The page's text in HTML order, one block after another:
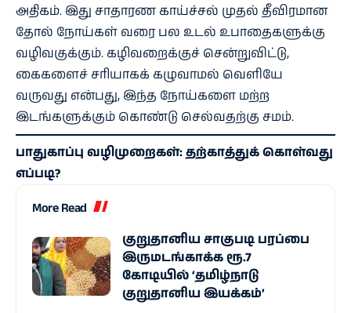
அதிகம். இது சாதாரண காய்ச்சல் முதல் தீவிரமான
தோல் நோய்கள் வரை பல உடல் உபாதைகளுக்கு
வழிவகுக்கும். கழிவறைக்குச் சென்றுவிட்டு,
கைகளைச் சரியாகக் கழுவாமல் வெளியே
வருவது என்பது, இந்த நோய்களை மற்ற
இடங்களுக்கும் கொண்டு செல்வதற்கு சமம்.
பாதுகாப்பு வழிமுறைகள்: தற்காத்துக் கொள்வது
எப்படி?
More Read
குறுதானிய சாகுபடி பரப்பை
இருமடங்காக்க ரூ.7
கோடியில் ‘தமிழ்நாடு
குறுதானிய இயக்கம்’